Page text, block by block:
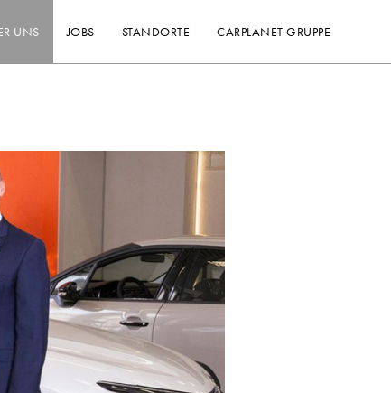
UNS JOBS STANDORTE CARPLANET GRUPPE